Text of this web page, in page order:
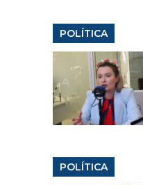
POLÍTICA
POLÍTICA